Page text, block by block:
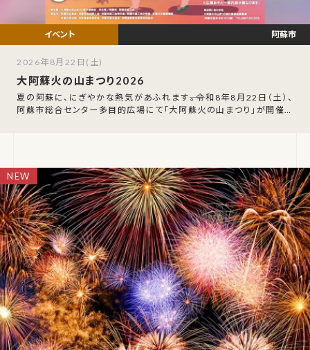
大阿蘇火の山まつり2026
夏の阿蘇に、にぎやかな熱気があふれます――。令和8年8月22日（土）、
阿蘇市総合センター多目的広場にて「大阿蘇火の山まつり」が開催さ
阿蘇市
2026年8月22日(土)